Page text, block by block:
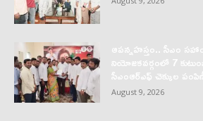
ఆపన్నహస్తం.. సీఎం
నియోజకవర్గంలో 7
సీఎంఆర్‌ఎఫ్ చెక్కుల
August 9, 2026